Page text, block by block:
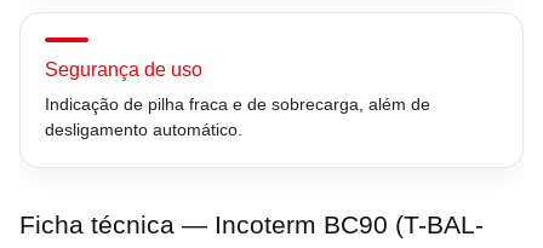
Segurança de uso
Indicação de pilha fraca e de sobrecarga, além de
desligamento automático.
Ficha técnica — Incoterm BC90 (T-BAL-